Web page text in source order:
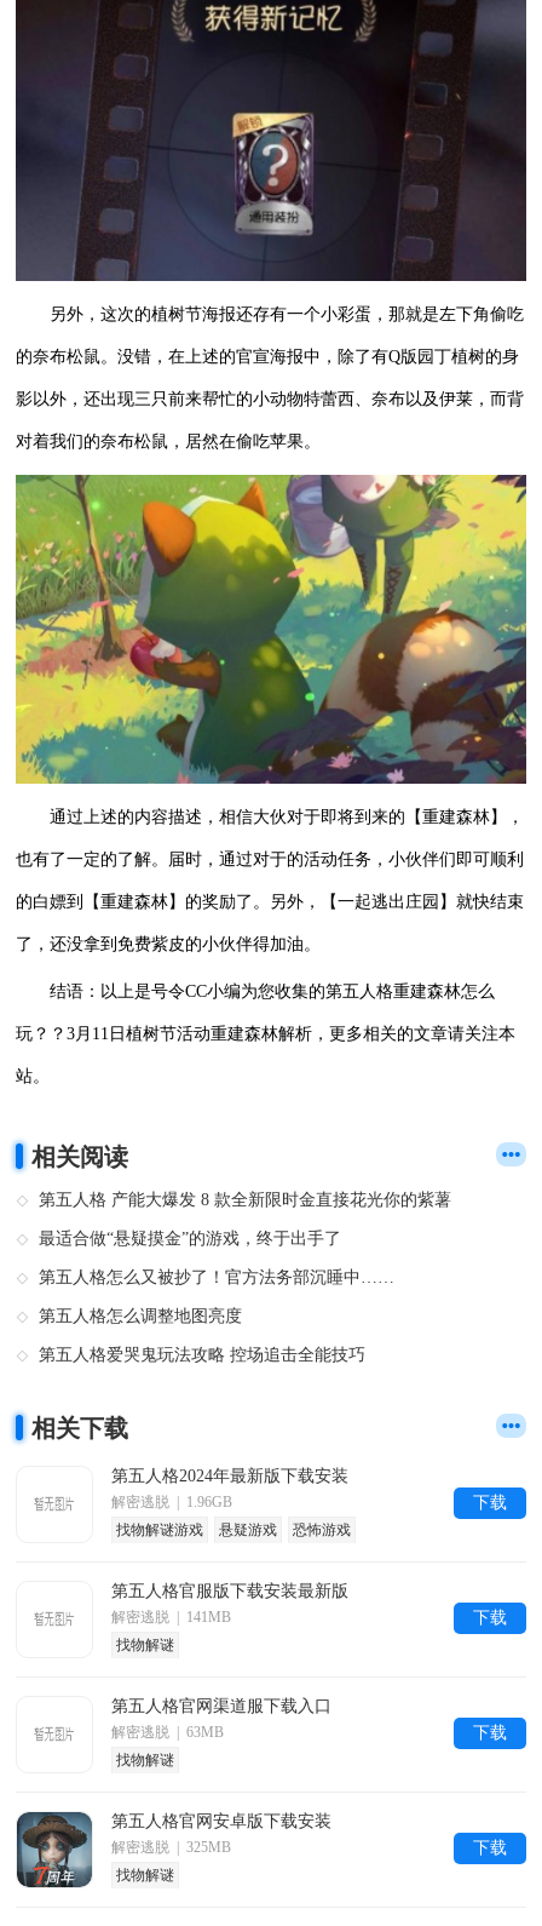
另外，这次的植树节海报还存有一个小彩蛋，那就是左下角偷吃
的奈布松鼠。没错，在上述的官宣海报中，除了有Q版园丁植树的身
影以外，还出现三只前来帮忙的小动物特蕾西、奈布以及伊莱，而背
对着我们的奈布松鼠，居然在偷吃苹果。
通过上述的内容描述，相信大伙对于即将到来的【重建森林】，
也有了一定的了解。届时，通过对于的活动任务，小伙伴们即可顺利
的白嫖到【重建森林】的奖励了。另外，【一起逃出庄园】就快结束
了，还没拿到免费紫皮的小伙伴得加油。
结语：以上是号令CC小编为您收集的第五人格重建森林怎么
玩？？3月11日植树节活动重建森林解析，更多相关的文章请关注本
站。
相关阅读
第五人格 产能大爆发 8 款全新限时金直接花光你的紫薯
最适合做“悬疑摸金”的游戏，终于出手了
第五人格怎么又被抄了！官方法务部沉睡中……
第五人格怎么调整地图亮度
第五人格爱哭鬼玩法攻略 控场追击全能技巧
相关下载
第五人格2024年最新版下载安装
解密逃脱 | 1.96GB
找物解谜游戏
悬疑游戏 恐怖游戏
下载
第五人格官服版下载安装最新版
解密逃脱 | 141MB
找物解谜
下载
第五人格官网渠道服下载入口
解密逃脱 | 63MB
找物解谜
下载
第五人格官网安卓版下载安装
解密逃脱 | 325MB
找物解谜
下载